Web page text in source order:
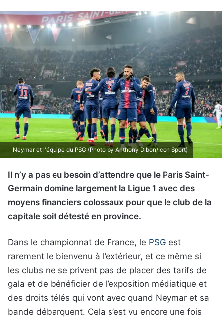
Neymar et l'équipe du PSG (Photo by Anthony Dibon/Icon Sport)
Il n’y a pas eu besoin d’attendre que le Paris Saint-
Germain domine largement la Ligue 1 avec des
moyens financiers colossaux pour que le club de la
capitale soit détesté en province.
Dans le championnat de France, le PSG est
rarement le bienvenu à l’extérieur, et ce même si
les clubs ne se privent pas de placer des tarifs de
gala et de bénéficier de l’exposition médiatique et
des droits télés qui vont avec quand Neymar et sa
bande débarquent. Cela s’est vu encore une fois